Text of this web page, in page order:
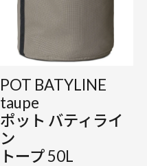
POT BATYLINE
taupe
ポット バティライ
ン
トープ 50L